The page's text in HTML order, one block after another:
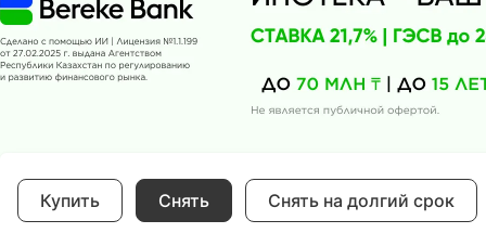
Купить Снять Снять на долгий срок